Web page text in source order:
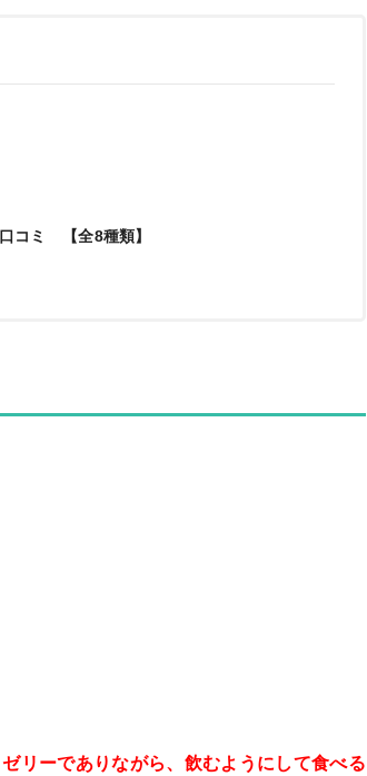
コミ 【全8種類】
ゼリーでありながら、飲むようにして食べる